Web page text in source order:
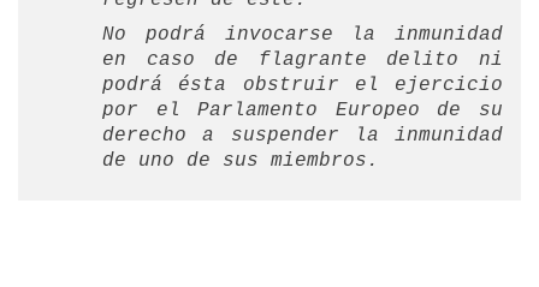
No podrá invocarse la inmunidad
en caso de flagrante delito ni
podrá ésta obstruir el ejercicio
por el Parlamento Europeo de su
derecho a suspender la inmunidad
de uno de sus miembros.